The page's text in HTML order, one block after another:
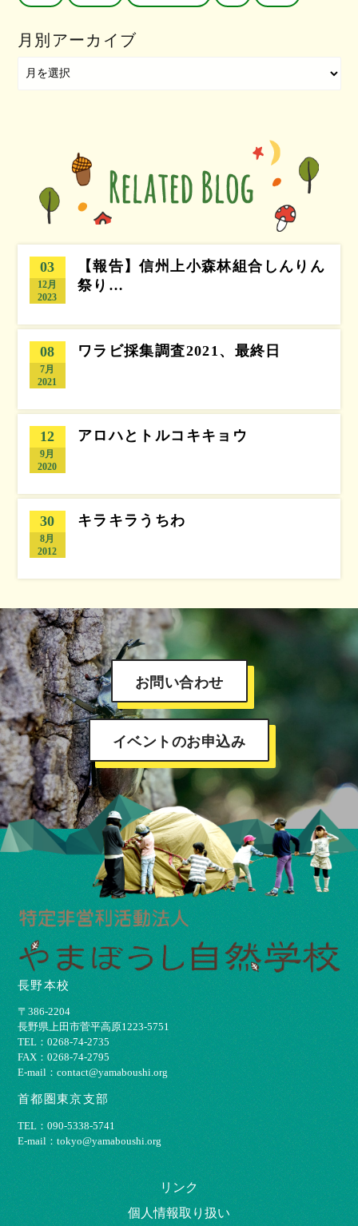
月別アーカイブ
03
12月
2023
【報告】信州上小森林組合しんりん
祭り…
08
7月
2021
ワラビ採集調査2021、最終日
12
9月
2020
アロハとトルコキキョウ
30
8月
2012
キラキラうちわ
お問い合わせ
イベントのお申込み
長野本校
〒386-2204
⻑野県上⽥市菅平⾼原1223-5751
TEL：0268-74-2735
FAX：0268-74-2795
E-mail：contact@yamaboushi.org
首都圏東京支部
TEL：090-5338-5741
E-mail：tokyo@yamaboushi.org
リンク
個⼈情報取り扱い